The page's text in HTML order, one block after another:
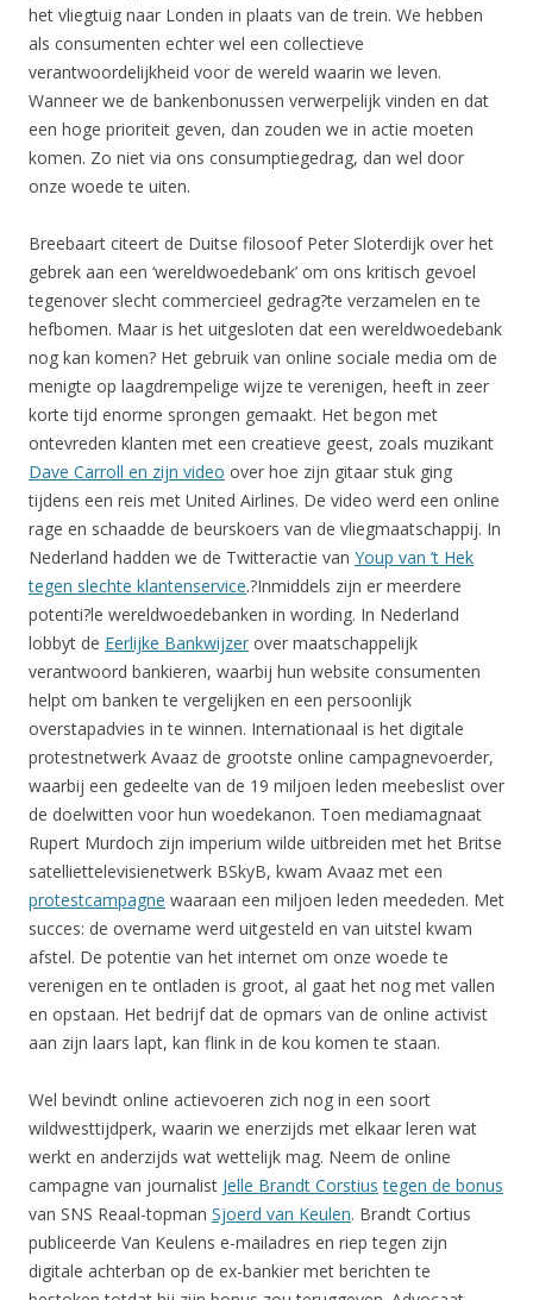
het vliegtuig naar Londen in plaats van de trein. We hebben
als consumenten echter wel een collectieve
verantwoordelijkheid voor de wereld waarin we leven.
Wanneer we de bankenbonussen verwerpelijk vinden en dat
een hoge prioriteit geven, dan zouden we in actie moeten
komen. Zo niet via ons consumptiegedrag, dan wel door
onze woede te uiten.
Breebaart citeert de Duitse filosoof Peter Sloterdijk over het
gebrek aan een ‘wereldwoedebank’ om ons kritisch gevoel
tegenover slecht commercieel gedrag?te verzamelen en te
hefbomen. Maar is het uitgesloten dat een wereldwoedebank
nog kan komen? Het gebruik van online sociale media om de
menigte op laagdrempelige wijze te verenigen, heeft in zeer
korte tijd enorme sprongen gemaakt. Het begon met
ontevreden klanten met een creatieve geest, zoals muzikant
Dave Carroll en zijn video over hoe zijn gitaar stuk ging
tijdens een reis met United Airlines. De video werd een online
rage en schaadde de beurskoers van de vliegmaatschappij. In
Nederland hadden we de Twitteractie van Youp van ’t Hek
tegen slechte klantenservice.?Inmiddels zijn er meerdere
potenti?le wereldwoedebanken in wording. In Nederland
lobbyt de Eerlijke Bankwijzer over maatschappelijk
verantwoord bankieren, waarbij hun website consumenten
helpt om banken te vergelijken en een persoonlijk
overstapadvies in te winnen. Internationaal is het digitale
protestnetwerk Avaaz de grootste online campagnevoerder,
waarbij een gedeelte van de 19 miljoen leden meebeslist over
de doelwitten voor hun woedekanon. Toen mediamagnaat
Rupert Murdoch zijn imperium wilde uitbreiden met het Britse
satelliettelevisienetwerk BSkyB, kwam Avaaz met een
protestcampagne waaraan een miljoen leden meededen. Met
succes: de overname werd uitgesteld en van uitstel kwam
afstel. De potentie van het internet om onze woede te
verenigen en te ontladen is groot, al gaat het nog met vallen
en opstaan. Het bedrijf dat de opmars van de online activist
aan zijn laars lapt, kan flink in de kou komen te staan.
Wel bevindt online actievoeren zich nog in een soort
wildwesttijdperk, waarin we enerzijds met elkaar leren wat
werkt en anderzijds wat wettelijk mag. Neem de online
campagne van journalist Jelle Brandt Corstius tegen de bonus
van SNS Reaal-topman Sjoerd van Keulen. Brandt Cortius
publiceerde Van Keulens e-mailadres en riep tegen zijn
digitale achterban op de ex-bankier met berichten te